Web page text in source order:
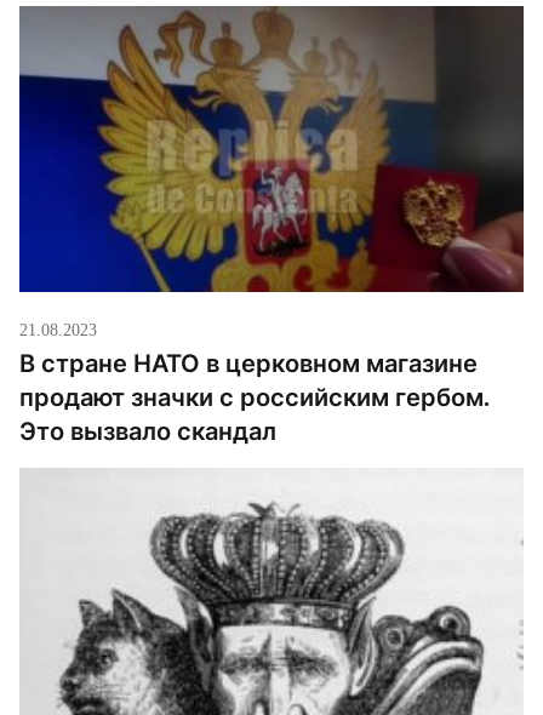
21.08.2023
В стране НАТО в церковном магазине
продают значки с российским гербом.
Это вызвало скандал